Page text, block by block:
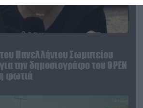
Πανελλήνιου Σωματείου
την δημοσιογράφο του OPEN
φωτιά